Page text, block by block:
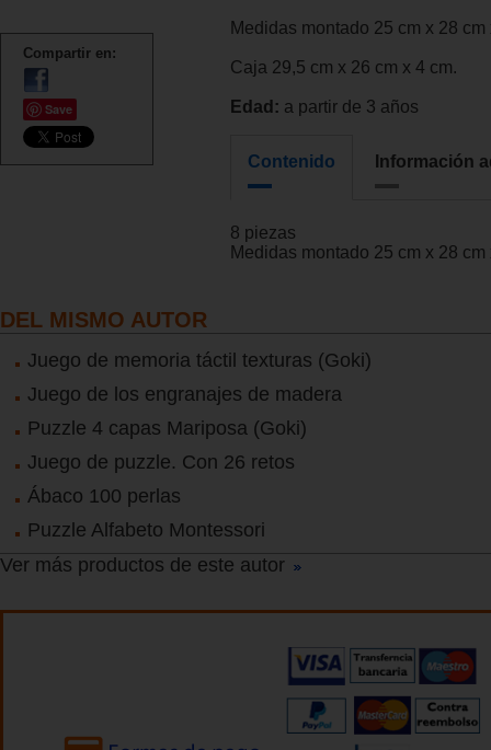
Compartir en:
Save
Medidas montado 25 cm x 28 cm
Caja 29,5 cm x 26 cm x 4 cm.
Edad: a partir de 3 años
Contenido Información
8 piezas
Medidas montado 25 cm x 28 cm
DEL MISMO AUTOR
Juego de memoria táctil texturas (Goki)
Juego de los engranajes de madera
Puzzle 4 capas Mariposa (Goki)
Juego de puzzle. Con 26 retos
Ábaco 100 perlas
Puzzle Alfabeto Montessori
Ver más productos de este autor